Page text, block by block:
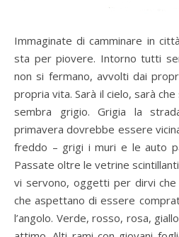
Immaginate di camminare in
sta per piovere. Intorno tutti
non si fermano, avvolti dai
propria vita. Sarà il cielo, sarà
sembra grigio. Grigia la
primavera dovrebbe essere
freddo – grigi i muri e le auto
Passate oltre le vetrine
vi servono, oggetti per dirvi
che aspettano di essere
l’angolo. Verde, rosso, rosa,